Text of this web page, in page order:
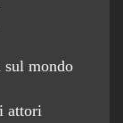
sul mondo
attori